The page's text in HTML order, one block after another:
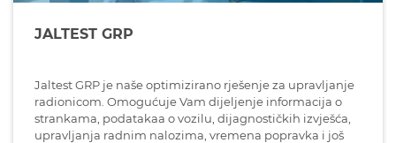
JALTEST GRP
Jaltest GRP je naše optimizirano rješenje za upravljanje
radionicom. Omogućuje Vam dijeljenje informacija o
strankama, podatakaa o vozilu, dijagnostičkih izvješća,
upravljanja radnim nalozima, vremena popravka i još